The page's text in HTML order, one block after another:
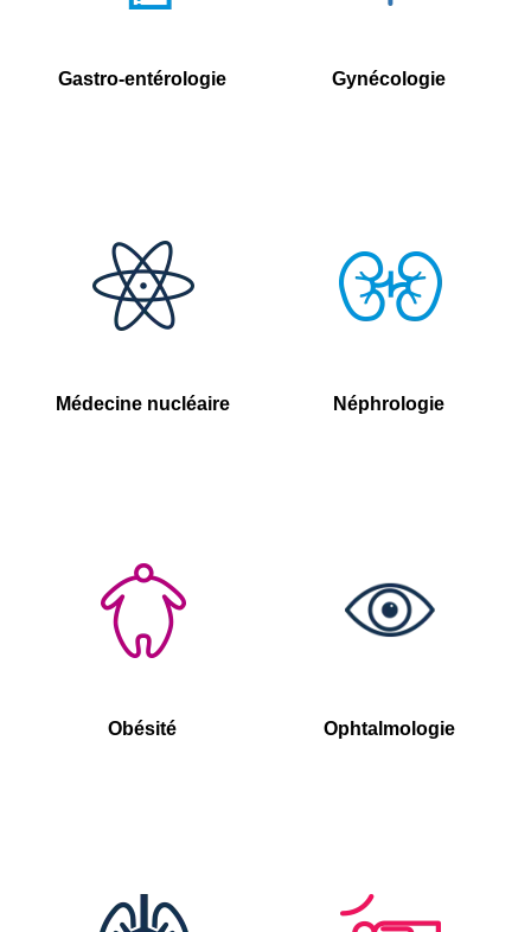
Gastro-entérologie Gynécologie
Médecine nucléaire Néphrologie
Obésité Ophtalmologie